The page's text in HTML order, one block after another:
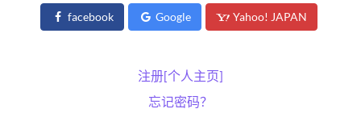
facebook Google Yahoo! JAPAN
注册[个人主页]
忘记密码？